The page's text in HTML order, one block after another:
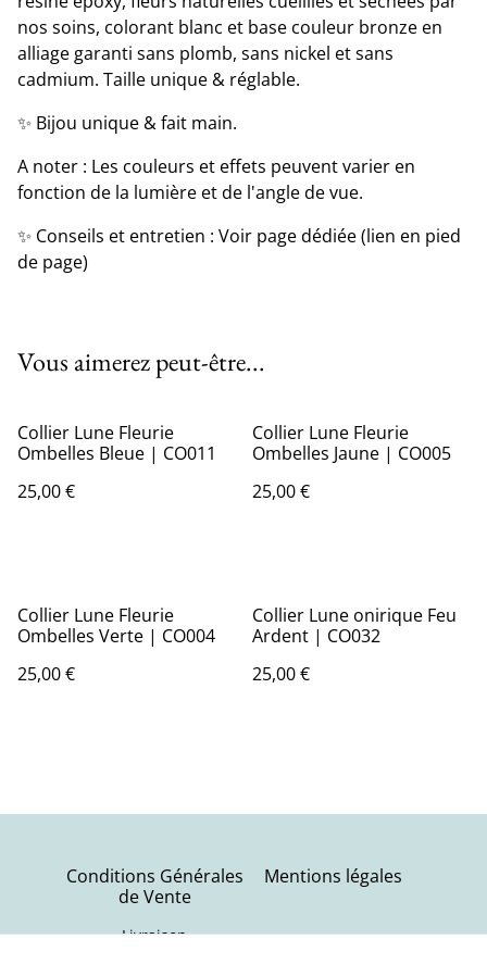
nos soins, colorant blanc et base couleur bronze en
alliage garanti sans plomb, sans nickel et sans
cadmium. Taille unique & réglable.
✨ Bijou unique & fait main.
A noter : Les couleurs et effets peuvent varier en
fonction de la lumière et de l'angle de vue.
✨ Conseils et entretien : Voir page dédiée (lien en pied
de page)
Vous aimerez peut-être...
Collier Lune Fleurie
Ombelles Bleue | CO011
25,00 €
Collier Lune Fleurie
Ombelles Jaune | CO005
25,00 €
Collier Lune Fleurie
Ombelles Verte | CO004
25,00 €
Collier Lune onirique Feu
Ardent | CO032
25,00 €
Conditions Générales
de Vente
Livraison
Mentions légales